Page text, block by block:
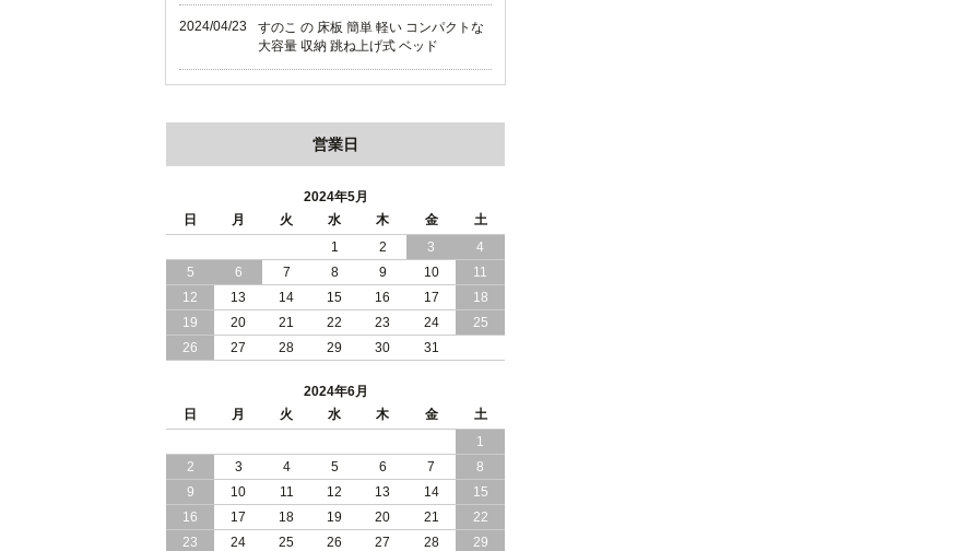
2024/04/23
すのこ の 床板 簡単 軽い コンパクトな
大容量 収納 跳ね上げ式 ベッド
2024/03/28
収納 付き 大容量 チェスト ベッド 日本
製 ヘッドボードなし
2024/02/23
畳 の 床面 で 敷き布団 で 寝られる 引き
出し 収納庫 付 大容量 チェスト ベッド
日本製
2024/02/13
床 畳仕様 で 敷き布団 が 使える 引き出
し 収納庫 付き チェスト ベッド 日本製
おすすめ 引出し 収納 付 シンプル ＆ ス
タイリッシュ 国産 日本製 チェスト ベ
2024/02/02
日本製 引出し 収納 と 棚 コンセント が
付いた シンプル デザイン チェスト ベ
ッド
営業日
2024年5月
日
月 火 水 木 金
土
1
2 3
4
5
6 7 8 9 10
11
12
13 14 15 16 17
18
19
20 21 22 23 24
25
26
27 28 29 30 31
2024年6月
日
月 火 水 木 金
土
1
2
3 4 5 6 7
8
9
10 11 12 13 14
15
16
17 18 19 20 21
22
23
24 25 26 27 28
29